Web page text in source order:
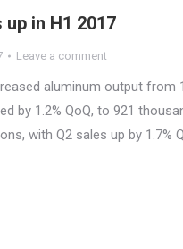
in H1 2017
Leave a comment
aluminum output
by 1.2% QoQ, to 921
with Q2 sales up by